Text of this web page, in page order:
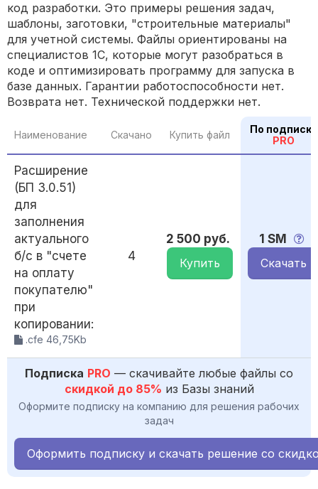
код разработки. Это примеры решения задач,
шаблоны, заготовки, "строительные материалы"
для учетной системы. Файлы ориентированы на
специалистов 1С, которые могут разобраться в
коде и оптимизировать программу для запуска в
базе данных. Гарантии работоспособности нет.
Возврата нет. Технической поддержки нет.
Наименование Скачано Купить файл
По подписке
PRO
Расширение
(БП 3.0.51)
для
заполнения
актуального
б/с в "счете
на оплату
покупателю"
при
копировании:
.cfe 46,75Kb
4
2 500 руб.
Купить
1 SM
Скачать
Подписка PRO — скачивайте любые файлы со
скидкой до 85% из Базы знаний
Оформите подписку на компанию для решения рабочих
задач
Оформить подписку и скачать решение со